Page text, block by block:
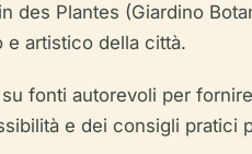
des Plantes (Giardino
artistico della città.
fonti autorevoli per
e dei consigli pratici